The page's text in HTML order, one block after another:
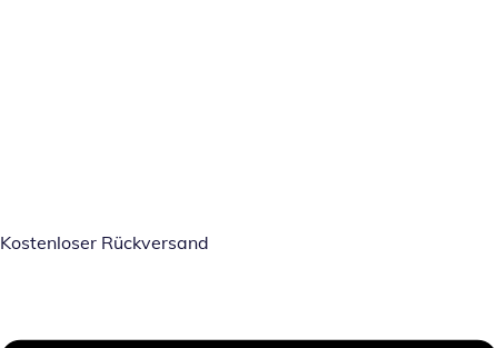
Kostenloser Rückversand